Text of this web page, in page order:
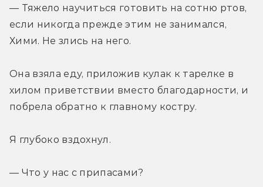
— Тяжело научиться готовить на сотню ртов,
если никогда прежде этим не занимался,
Хими. Не злись на него.
Она взяла еду, приложив кулак к тарелке в
хилом приветствии вместо благодарности, и
побрела обратно к главному костру.
Я глубоко вздохнул.
— Что у нас с припасами?